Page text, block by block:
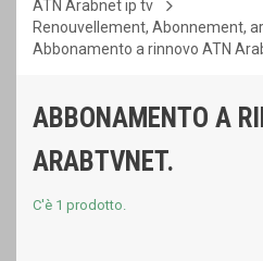
ATN Arabnet ip tv
Renouvellement, Abonnement,
Abbonamento a rinnovo ATN
ABBONAMENTO A
ARABTVNET.
C'è 1 prodotto.